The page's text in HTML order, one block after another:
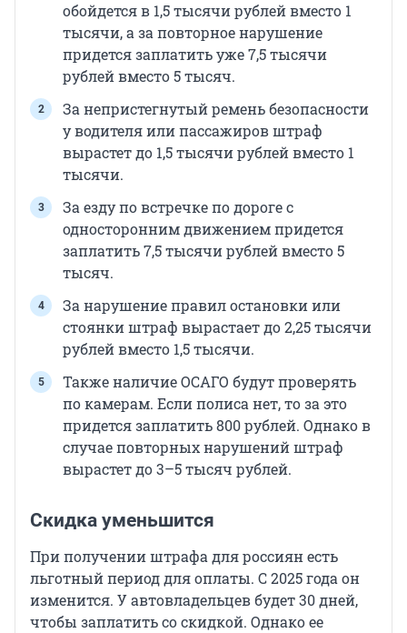
обойдется в 1,5 тысячи рублей вместо 1
тысячи, а за повторное нарушение
придется заплатить уже 7,5 тысячи
рублей вместо 5 тысяч.
За непристегнутый ремень безопасности
у водителя или пассажиров штраф
вырастет до 1,5 тысячи рублей вместо 1
тысячи.
За езду по встречке по дороге с
односторонним движением придется
заплатить 7,5 тысячи рублей вместо 5
тысяч.
За нарушение правил остановки или
стоянки штраф вырастает до 2,25 тысячи
рублей вместо 1,5 тысячи.
Также наличие ОСАГО будут проверять
по камерам. Если полиса нет, то за это
придется заплатить 800 рублей. Однако в
случае повторных нарушений штраф
вырастет до 3–5 тысяч рублей.
Скидка уменьшится
При получении штрафа для россиян есть
льготный период для оплаты. С 2025 года он
изменится. У автовладельцев будет 30 дней,
чтобы заплатить со скидкой. Однако ее